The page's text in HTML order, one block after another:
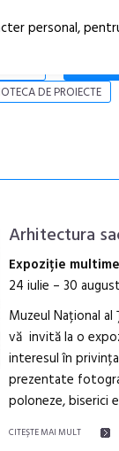
DE PROIECTE
Arhitectura
Expoziție
24 iulie – 30
Muzeul Național al
vă invită la o
interesul în
prezentate
poloneze, biserici
CITEŞTE MAI MULT
personal,